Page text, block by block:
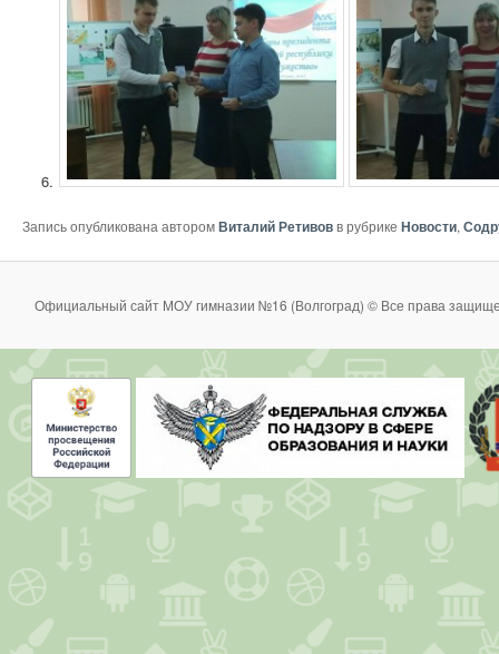
Запись опубликована авторомВиталий Ретивовв рубрике Новости,
Официальный сайт МОУ гимназии №16 (Волгоград) © Все права